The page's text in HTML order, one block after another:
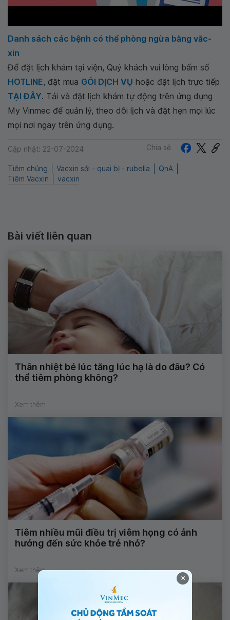
Danh sách các bệnh có thể phòng ngừa bằng vắc-
xin
Để đặt lịch khám tại viện, Quý khách vui lòng bấm số
HOTLINE, đặt mua GÓI DỊCH VỤ hoặc đặt lịch trực tiếp
TẠI ĐÂY. Tải và đặt lịch khám tự động trên ứng dụng
My Vinmec để quản lý, theo dõi lịch và đặt hẹn mọi lúc
mọi nơi ngay trên ứng dụng.
Cập nhật: 22-07-2024 Chia sẻ
Tiêm chủng Vacxin sởi - quai bị - rubella
QnA
Tiêm Vacxin
vacxin
Bài viết liên quan
Thân nhiệt bé lúc tăng lúc hạ là do đâu? Có
thể tiêm phòng không?
Xem thêm
Tiêm nhiều mũi điều trị viêm họng có ảnh
hưởng đến sức khỏe trẻ nhỏ?
Xem thêm
×